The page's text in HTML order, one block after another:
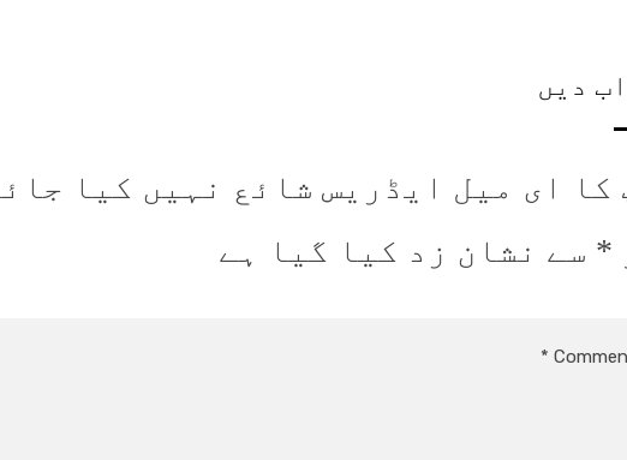
دیں
کا ای میل ایڈریس شائع نہیں کیا
* سے نشان زد کیا گیا ہے